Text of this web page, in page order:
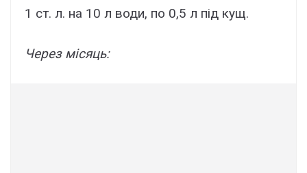
1 ст. л. на 10 л води, по 0,5 л під кущ.
Через місяць: